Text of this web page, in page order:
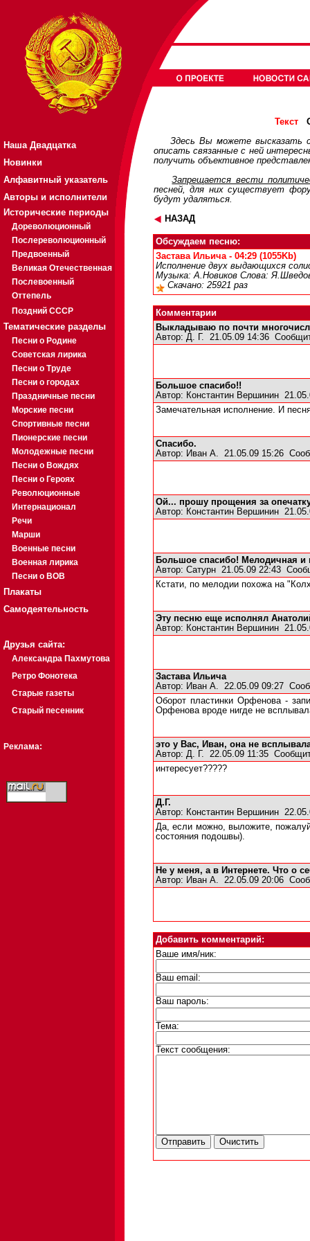
Наша Двадцатка
Новинки
Алфавитный указатель
Авторы и исполнители
Исторические периоды
Дореволюционный
Послереволюционный
Предвоенный
Великая Отечественная
Послевоенный
Оттепель
Поздний СССР
Тематические разделы
Песни о Родине
Советская лирика
Песни о Труде
Песни о городах
Праздничные песни
Морские песни
Спортивные песни
Пионерские песни
Молодежные песни
Песни о Вождях
Песни о Героях
Революционные
Интернационал
Речи
Марши
Военные песни
Военная лирика
Песни о ВОВ
Плакаты
Самодеятельность
Друзья сайта:
Александра Пахмутова
Ретро Фонотека
Старые газеты
Старый песенник
Реклама:
Текст
Здесь Вы можете высказать
описать связанные с ней
получить объективное
Запрещается вести
песней, для них существует
будут удаляться.
НАЗАД
Обсуждаем песню:
Застава Ильича - 04:29 (1055Kb)
Исполнение двух выдающихся
Музыка: А.Новиков Слова:
Скачано: 25921 раз
Комментарии
Выкладываю по почти
Автор: Д. Г. 21.05.09 14:36
Большое спасибо!!
Автор: Константин Вершинин
Замечательная исполнение. И
Спасибо.
Автор: Иван А. 21.05.09 15:26
Ой... прошу прощения за
Автор: Константин Вершинин
Большое спасибо! Мелодичная и
Автор: Сатурн 21.05.09 22:43
Кстати, по мелодии похожа на
Эту песню еще исполнял
Автор: Константин Вершинин
Застава Ильича
Автор: Иван А. 22.05.09 09:27
Оборот пластинки Орфенова -
Орфенова вроде нигде не
это у Вас, Иван, она не
Автор: Д. Г. 22.05.09 11:35
интересует?????
Д.Г.
Автор: Константин Вершинин
Да, если можно, выложите,
состояния подошвы).
Не у меня, а в Интернете. Что о
Автор: Иван А. 22.05.09 20:06
Добавить комментарий:
Ваше имя/ник:
Ваш email:
Ваш пароль:
Тема:
Текст сообщения: